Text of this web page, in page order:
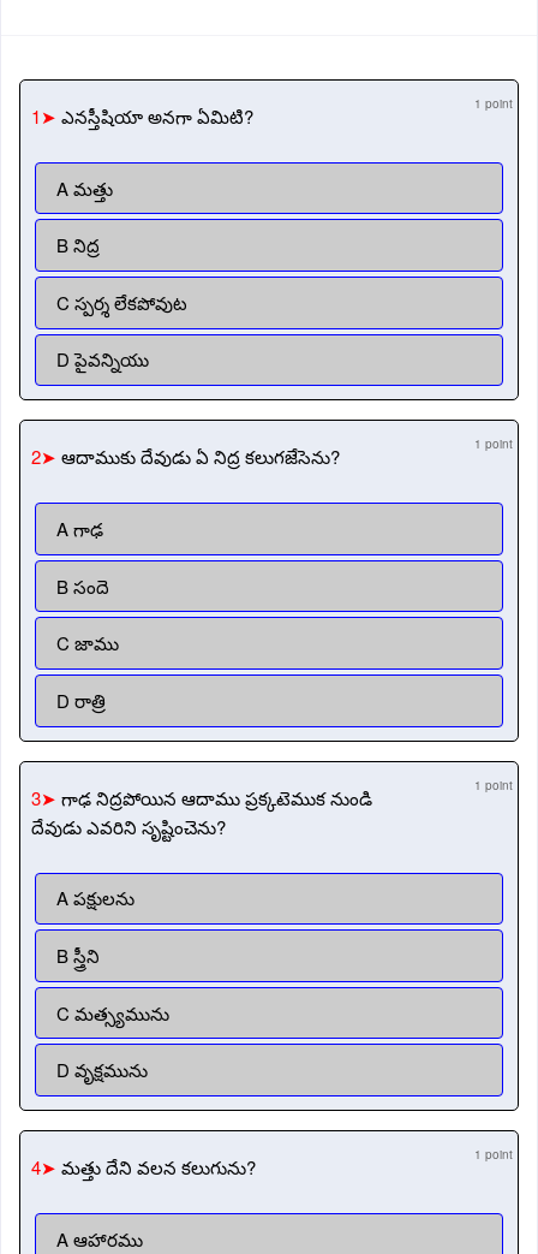
1➤ ఎనస్తీషియా అనగా ఏమిటి? 1 point
A మత్తు
B నిద్ర
C స్పర్శ లేకపోవుట
D పైవన్నియు
2➤ ఆదాముకు దేవుడు ఏ నిద్ర కలుగజేసెను? 1 point
A గాఢ
B సందె
C జాము
D రాత్రి
3➤ గాఢ నిద్రపోయిన ఆదాము ప్రక్కటెముక నుండి
దేవుడు ఎవరిని సృష్టించెను?
1 point
A పక్షులను
B స్త్రీని
C మత్స్యమును
D వృక్షమును
4➤ మత్తు దేని వలన కలుగును? 1 point
A ఆహారము